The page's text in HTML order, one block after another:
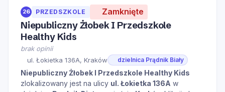
26 PRZEDSZKOLE Zamknięte
Niepubliczny Żłobek I Przedszkole
Healthy Kids
brak opinii
ul. Łokietka 136A, Kraków
dzielnica Prądnik Biały
Niepubliczny Żłobek I Przedszkole Healthy Kids
zlokalizowany jest na ulicy ul. Łokietka 136A w